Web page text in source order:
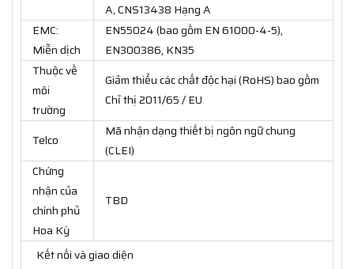
A, CNS13438 Hạng A
EMC:
Miễn dịch
EN55024 (bao gồm EN 61000-4-5),
EN300386, KN35
Thuộc về
môi
trường
Giảm thiểu các chất độc hại (RoHS) bao gồm
Chỉ thị 2011/65 / EU
Telco
Mã nhận dạng thiết bị ngôn ngữ chung
(CLEI)
Chứng
nhận của
chính phủ
Hoa Kỳ
TBD
Kết nối và giao diện